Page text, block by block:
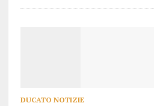
DUCATO NOTIZIE